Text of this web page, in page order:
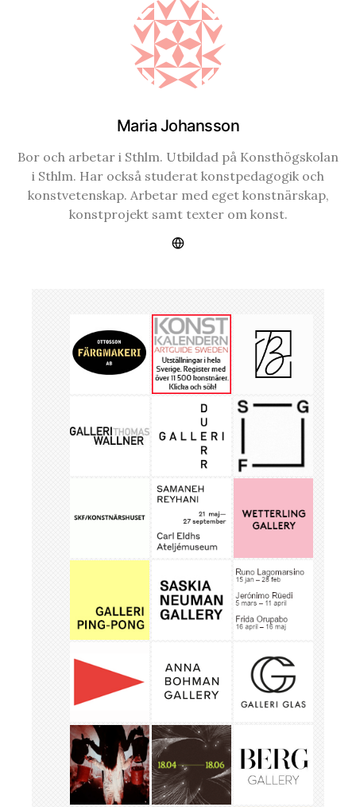
Maria Johansson
Bor och arbetar i Sthlm. Utbildad på Konsthögskolan
i Sthlm. Har också studerat konstpedagogik och
konstvetenskap. Arbetar med eget konstnärskap,
konstprojekt samt texter om konst.